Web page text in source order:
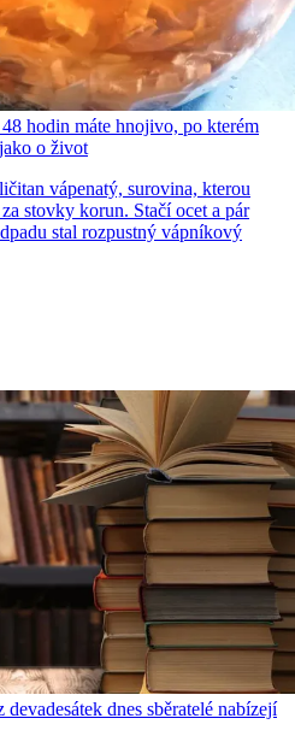
hodin máte hnojivo, po kterém
o život
vápenatý, surovina, kterou
stovky korun. Stačí ocet a pár
stal rozpustný vápníkový
dnes sběratelé nabízejí